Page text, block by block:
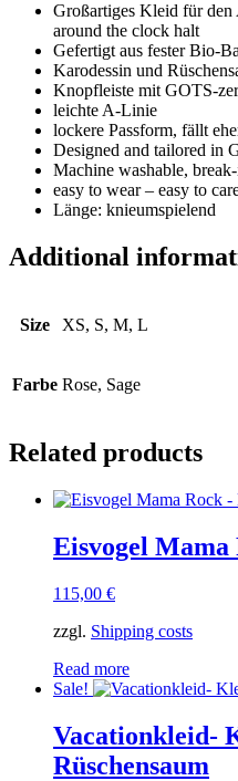
Großartiges Kleid für
around the clock halt
Gefertigt aus fester Bio-
Karodessin und
Knopfleiste mit GOTS-
leichte A-Linie
lockere Passform, fällt
Designed and tailored in
Machine washable,
easy to wear – easy to
Länge: knieumspielend
Additional
Size XS, S, M, L
Farbe Rose, Sage
Related products
Eisvogel
115,00 €
zzgl. Shipping costs
Read more
Sale!
Vacationkleid-
Rüschensaum